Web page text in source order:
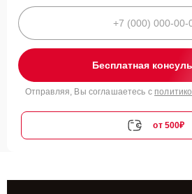
Бесплатная
Отправляя, Вы соглашаетесь с
от 500₽